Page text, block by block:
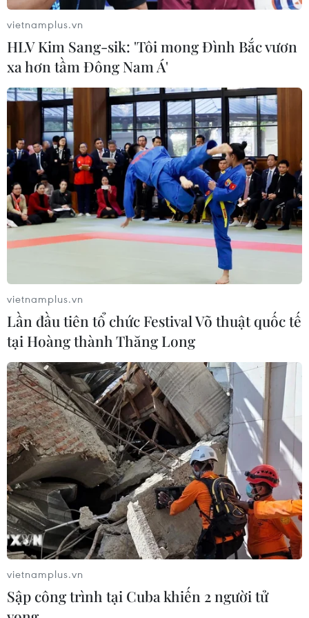
vietnamplus.vn
HLV Kim Sang-sik: 'Tôi mong Đình Bắc vươn
xa hơn tầm Đông Nam Á'
vietnamplus.vn
Lần đầu tiên tổ chức Festival Võ thuật quốc tế
tại Hoàng thành Thăng Long
vietnamplus.vn
Sập công trình tại Cuba khiến 2 người tử